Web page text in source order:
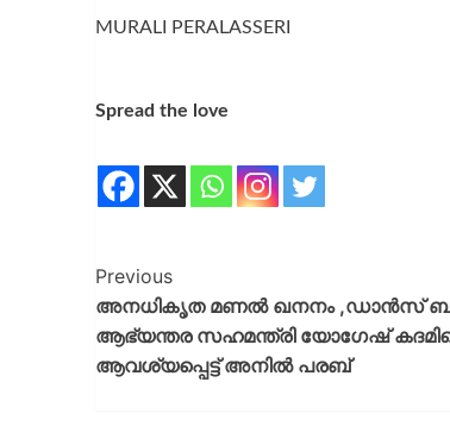
MURALI PERALASSERI
Spread the love
Previous
അനധികൃത മണൽ ഖനനം ,ഡാൻസ് ബാർ
ആഭ്യന്തര സഹമന്ത്രി യോഗേഷ്
ആവശ്യപ്പെട്ട് അനിൽ പരബ്